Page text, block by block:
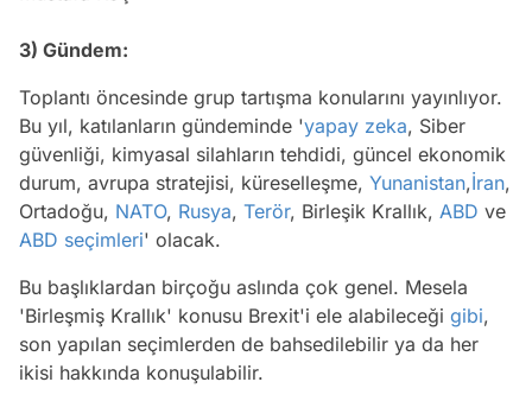
3) Gündem:
Toplantı öncesinde grup tartışma konularını yayınlıyor.
Bu yıl, katılanların gündeminde 'yapay zeka, Siber
güvenliği, kimyasal silahların tehdidi, güncel ekonomik
durum, avrupa stratejisi, küreselleşme, Yunanistan,İran,
Ortadoğu, NATO, Rusya, Terör, Birleşik Krallık, ABD ve
ABD seçimleri' olacak.
Bu başlıklardan birçoğu aslında çok genel. Mesela
'Birleşmiş Krallık' konusu Brexit'i ele alabileceği gibi,
son yapılan seçimlerden de bahsedilebilir ya da her
ikisi hakkında konuşulabilir.